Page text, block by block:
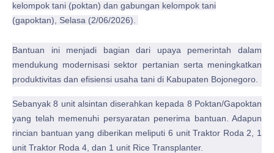
kelompok tani (poktan) dan gabungan kelompok tani
(gapoktan), Selasa (2/06/2026).
Bantuan ini menjadi bagian dari upaya pemerintah dalam
mendukung modernisasi sektor pertanian serta meningkatkan
produktivitas dan efisiensi usaha tani di Kabupaten Bojonegoro.
Sebanyak 8 unit alsintan diserahkan kepada 8 Poktan/Gapoktan
yang telah memenuhi persyaratan penerima bantuan. Adapun
rincian bantuan yang diberikan meliputi 6 unit Traktor Roda 2, 1
unit Traktor Roda 4, dan 1 unit Rice Transplanter.